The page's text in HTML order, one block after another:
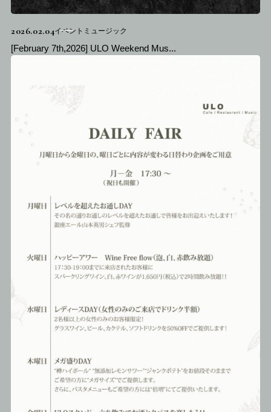
2026.02.04イベントミュージック
[February 7th,2026] ULO Weekend Mus...